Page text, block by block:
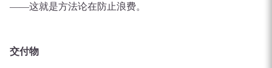
——这就是方法论在防止浪费。
交付物